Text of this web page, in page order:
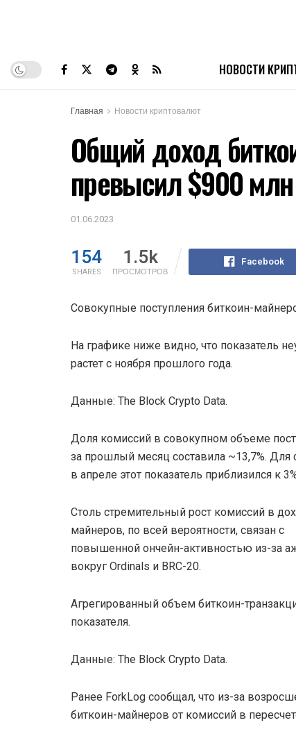
НОВОСТИ
Главная
Новости криптовалют
Общий доход
превысил $900 млн
01.06.2023
154
SHARES
1.5k
ПРОСМОТРОВ
Facebook
Совокупные поступления биткоин-
На графике ниже видно, что показатель
растет с ноября прошлого года.
Данные: The Block Crypto Data.
Доля комиссий в совокупном объеме
за прошлый месяц составила ~13,7%. Для
в апреле этот показатель приблизился к
Столь стремительный рост комиссий в
майнеров, по всей вероятности, связан с
повышенной ончейн-активностью из-за
вокруг Ordinals и BRC-20.
Агрегированный объем биткоин-
показателя.
Данные: The Block Crypto Data.
Ранее ForkLog сообщал, что из-за
биткоин-майнеров от комиссий в